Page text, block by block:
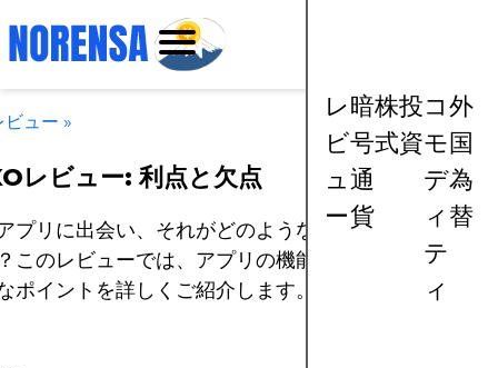
レ
ビ
ュ
ー
暗
号
通
貨
株
式
投
資
コ
モ
デ
ィ
テ
ィ
外
国
為
替
ビュー »
レビュー: 利点と欠点
プリに出会い、それがどのようなものか気になった
このレビューでは、アプリの機能や利点を評価する
ポイントを詳しくご紹介します。